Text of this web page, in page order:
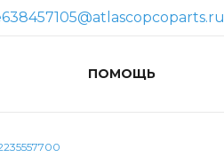
ПОМОЩЬ